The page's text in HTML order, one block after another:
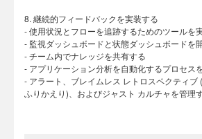
8. 継続的フィードバックを実装する
- 使用状況とフローを追跡するためのツールを
- 監視ダッシュボードと状態ダッシュボードを
- チーム内でナレッジを共有する
- アプリケーション分析を自動化するプロセス
- アラート、ブレイムレス レトロスペクティブ
ふりかえり)、およびジャスト カルチャを管理